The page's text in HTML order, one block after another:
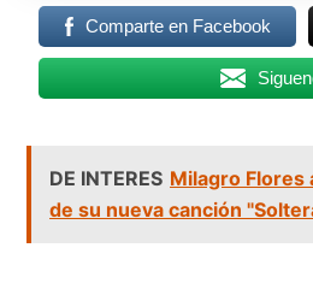
Comparte en Facebook
DE INTERES Milagro Flores
de su nueva canción